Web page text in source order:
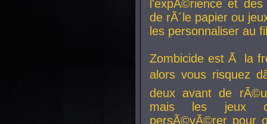
l'expÃ©rience et
de rÃ´le papier ou
les personnaliser au
Zombicide est Ã la
alors vous risquez
deux avant de
mais les jeux
persÃ©vÃ©rer pour